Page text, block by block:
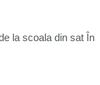
la scoala din sat În